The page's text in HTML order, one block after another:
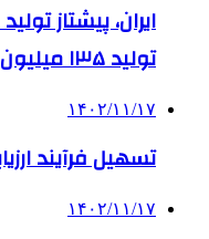
تولید ۱۳۵ میلیون تن محصول
۱۴۰۲/۱۱/۱۷
تسهیل فرآیند
۱۴۰۲/۱۱/۱۷